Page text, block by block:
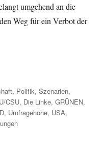
umgehend an die
Weg für ein Verbot der
, Politik,Szenarien,
CSU, Die Linke,GRÜNEN,
, Umfragehöhe, USA,